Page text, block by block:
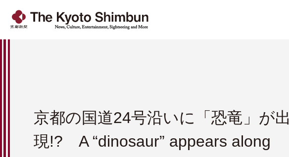
京都の国道24号沿いに「恐竜」が出
現!? A “dinosaur” appears along